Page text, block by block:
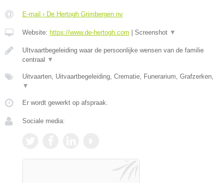
E-mail › De Hertogh Grimbergen nv
Website: https://www.de-hertogh.com Screenshot ▼
UItvaartbegeleiding waar de persoonlijke wensen van de familie
centraal
▼
Uitvaarten, Uitvaartbegeleiding, Crematie, Funerarium, Grafzerken,
▼
Er wordt gewerkt op afspraak.
Sociale media: